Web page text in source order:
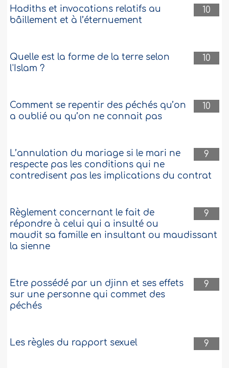
10
Hadiths et invocations relatifs au
bâillement et à l’éternuement
10
Quelle est la forme de la terre selon
l'Islam ?
10
Comment se repentir des péchés qu’on
a oublié ou qu’on ne connait pas
9
L’annulation du mariage si le mari ne
respecte pas les conditions qui ne
contredisent pas les implications du contrat
9
Règlement concernant le fait de
répondre à celui qui a insulté ou
maudit sa famille en insultant ou maudissant
la sienne
9
Etre possédé par un djinn et ses effets
sur une personne qui commet des
péchés
9
Les règles du rapport sexuel